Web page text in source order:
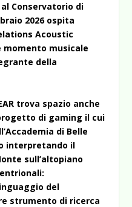
Conservatorio di
2026 ospita
Acoustic
momento musicale
della
trova spazio anche
di gaming il cui
di Belle
interpretando il
sull’altopiano
del
strumento di ricerca